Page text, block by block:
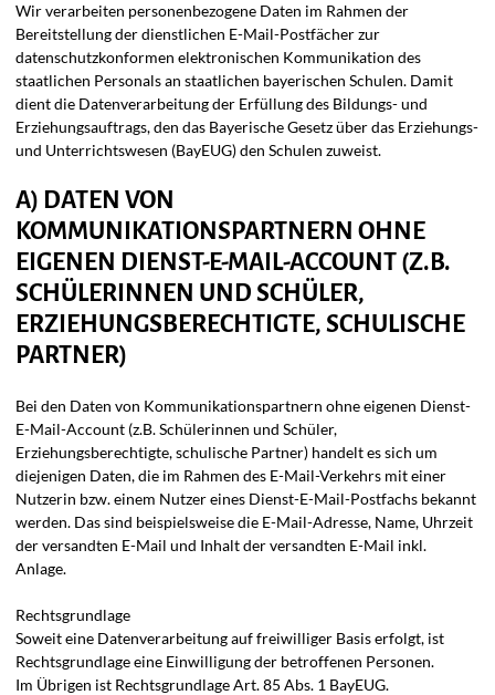
Wir verarbeiten personenbezogene Daten im Rahmen der
Bereitstellung der dienstlichen E-Mail-Postfächer zur
datenschutzkonformen elektronischen Kommunikation des
staatlichen Personals an staatlichen bayerischen Schulen. Damit
dient die Datenverarbeitung der Erfüllung des Bildungs- und
Erziehungsauftrags, den das Bayerische Gesetz über das Erziehungs-
und Unterrichtswesen (BayEUG) den Schulen zuweist.
A) DATEN VON
KOMMUNIKATIONSPARTNERN OHNE
EIGENEN DIENST-E-MAIL-ACCOUNT (Z.B.
SCHÜLERINNEN UND SCHÜLER,
ERZIEHUNGSBERECHTIGTE, SCHULISCHE
PARTNER)
Bei den Daten von Kommunikationspartnern ohne eigenen Dienst-
E-Mail-Account (z.B. Schülerinnen und Schüler,
Erziehungsberechtigte, schulische Partner) handelt es sich um
diejenigen Daten, die im Rahmen des E-Mail-Verkehrs mit einer
Nutzerin bzw. einem Nutzer eines Dienst-E-Mail-Postfachs bekannt
werden. Das sind beispielsweise die E-Mail-Adresse, Name, Uhrzeit
der versandten E-Mail und Inhalt der versandten E-Mail inkl.
Anlage.
Rechtsgrundlage
Soweit eine Datenverarbeitung auf freiwilliger Basis erfolgt, ist
Rechtsgrundlage eine Einwilligung der betroffenen Personen.
Im Übrigen ist Rechtsgrundlage Art. 85 Abs. 1 BayEUG.